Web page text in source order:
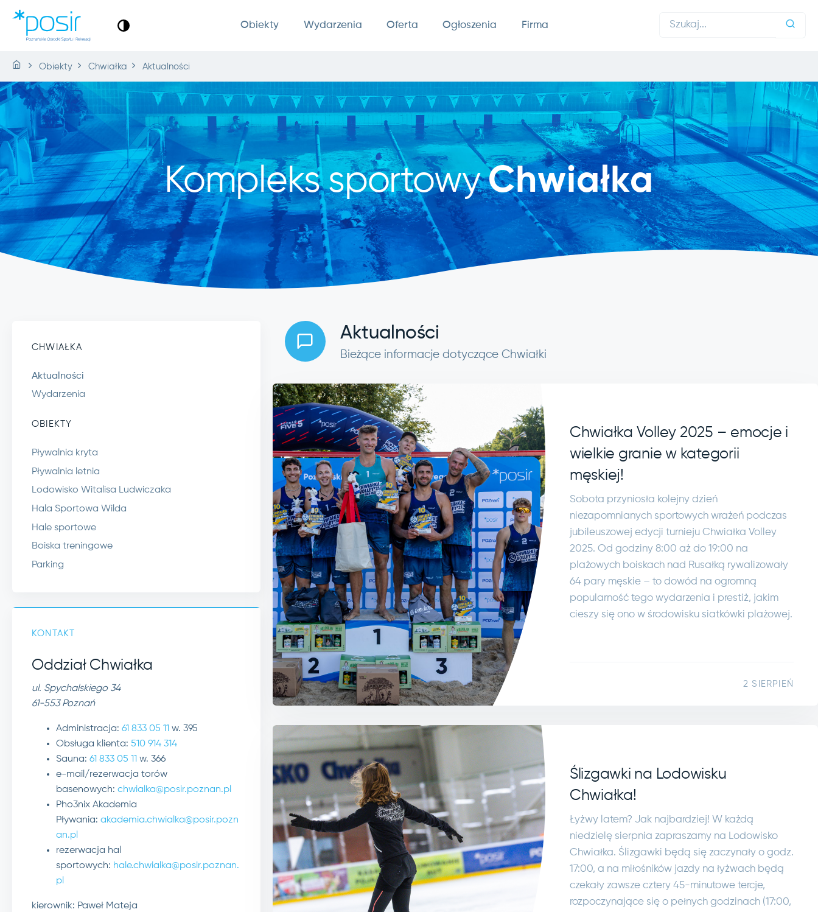
Obiekty Wydarzenia Oferta Ogłoszenia Firma
Obiekty Chwiałka Aktualności
Kompleks sportowyChwiałka
CHWIAŁKA
Aktualności
Wydarzenia
OBIEKTY
Pływalnia kryta
Pływalnia letnia
Lodowisko Witalisa Ludwiczaka
Hala Sportowa Wilda
Hale sportowe
Boiska treningowe
Parking
KONTAKT
Oddział Chwiałka
ul. Spychalskiego 34
61-553 Poznań
Administracja: 61 833 05 11 w. 395
Obsługa klienta: 510 914 314
Sauna: 61 833 05 11 w. 366
e-mail/rezerwacja torów
basenowych: chwialka@posir.poznan.pl
Pho3nix Akademia
Pływania: akademia.chwialka@posir.pozn
an.pl
rezerwacja hal
sportowych: hale.chwialka@posir.poznan.
pl
kierownik: Paweł Mateja
Aktualności
Bieżące informacje dotyczące Chwiałki
Chwiałka Volley 2025 – emocje i
wielkie granie w kategorii
męskiej!
Sobota przyniosła kolejny dzień
niezapomnianych sportowych wrażeń podczas
jubileuszowej edycji turnieju Chwiałka Volley
2025. Od godziny 8:00 aż do 19:00 na
plażowych boiskach nad Rusałką rywalizowały
64 pary męskie – to dowód na ogromną
popularność tego wydarzenia i prestiż, jakim
cieszy się ono w środowisku siatkówki plażowej.
2 SIERPIEŃ
Ślizgawki na Lodowisku
Chwiałka!
Łyżwy latem? Jak najbardziej! W każdą
niedzielę sierpnia zapraszamy na Lodowisko
Chwiałka. Ślizgawki będą się zaczynały o godz.
17:00, a na miłośników jazdy na łyżwach będą
czekały zawsze cztery 45-minutowe tercje,
rozpoczynające się o pełnych godzinach (17:00,